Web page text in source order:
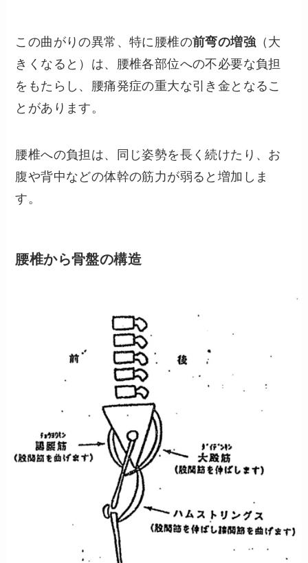
この曲がりの異常、特に腰椎の前弯の増強 （大
きくなると）は、腰椎各部位への不必要な負担
をもたらし、腰痛発症の重大な引き金となるこ
とがあります。
腰椎への負担は、同じ姿勢を長く続けたり、お
腹や背中などの体幹の筋力が弱ると増加しま
す。
腰椎から骨盤の構造